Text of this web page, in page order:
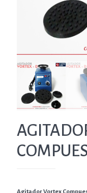
Agitador Vortex